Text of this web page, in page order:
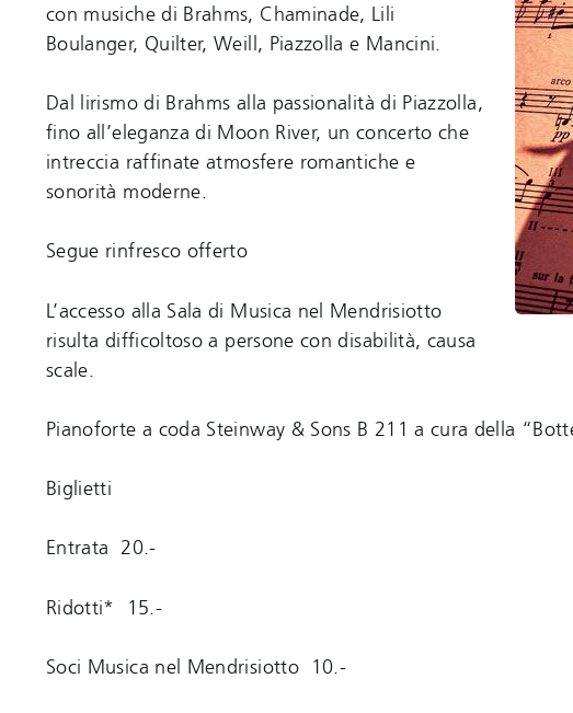
con musiche di Brahms, Chaminade, Lili
Boulanger, Quilter, Weill, Piazzolla e Mancini.
Dal lirismo di Brahms alla passionalità di Piazzolla,
fino all’eleganza di Moon River, un concerto che
intreccia raffinate atmosfere romantiche e
sonorità moderne.
Segue rinfresco offerto
L’accesso alla Sala di Musica nel Mendrisiotto
risulta difficoltoso a persone con disabilità, causa
scale.
Pianoforte a coda Steinway & Sons B 211 a cura della
Biglietti
Entrata 20.-
Ridotti* 15.-
Soci Musica nel Mendrisiotto 10.-